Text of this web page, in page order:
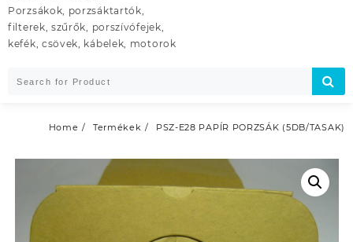
Porzsákok, porzsáktartók,
filterek, szűrők, porszívófejek,
kefék, csövek, kábelek, motorok
Home Termékek PSZ-E28 PAPÍR PORZSÁK (5DB/TASAK)